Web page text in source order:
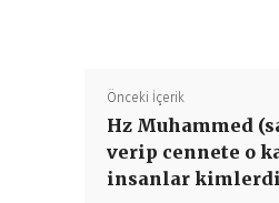
Önceki İçerik
Hz Muhammed
verip cennete o
insanlar